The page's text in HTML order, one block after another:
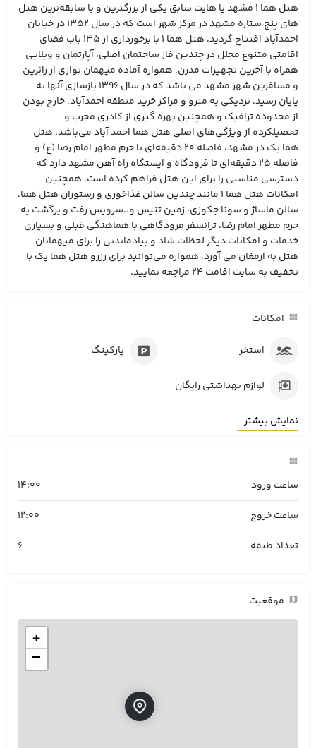
هتل هما ۱ مشهد یا هایت سابق یکی از بزرگترین و با سابقه‌ترین هتل
های پنج ستاره مشهد در مرکز شهر است که در سال ۱۳۵۲ در خیابان
احمدآباد افتتاح گردید. هتل هما ۱ با برخورداری از ۱۳۵ باب فضای
اقامتی متنوع مجلل در چندین فاز ساختمان اصلی، آپارتمان و ویلایی
همراه با آخرین تجهیزات مدرن، همواره آماده میهمان نوازی از زائرین
و مسافرین شهر مشهد می باشد که در سال ۱۳۹۶ بازسازی آنها به
پایان رسید. نزدیکی به مترو و مراکز خرید منطقه احمدآباد، خارج بودن
از محدوده ترافیک و همچنین بهره گیری از کادری مجرب و
تحصیلکرده از ویژگی‌های اصلی هتل هما احمد آباد می‌باشد. هتل
هما یک در مشهد، فاصله 20 دقیقه‌ای با حرم مطهر امام رضا (ع) و
فاصله 25 دقیقه‌ای تا فرودگاه و ایستگاه راه آهن مشهد دارد که
دسترسی مناسبی را برای این هتل فراهم کرده است. همچنین
امکانات هتل هما 1 مانند چندین سالن غذاخوری و رستوران هتل هما،
سالن ماساژ و سونا جکوزی، زمین تنیس و..سرویس رفت و برگشت به
حرم مطهر امام رضا، ترانسفر فرودگاهی با هماهنگی قبلی و بسیاری
خدمات و امکانات دیگر لحظات شاد و بیادماندنی را برای میهمانان
هتل به ارمغان می آورد. همواره می‌توانید برای رزرو هتل هما یک با
تخفیف به سایت اقامت 24 مراجعه نمایید.
امکانات
استخر پارکینگ
لوازم بهداشتی رایگان
نمایش بیشتر
ساعت ورود
14:00
ساعت خروج
12:00
تعداد طبقه
6
موقعیت
+
−